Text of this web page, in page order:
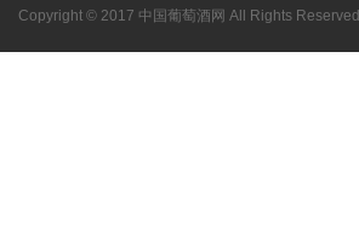
Copyright © 2017 中国葡萄酒网 All Rights Reserved